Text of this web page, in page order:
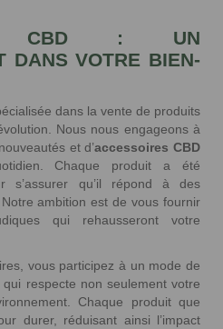
CBD : UN
DANS VOTRE BIEN-
dans la vente de produits
Nous nous engageons à
et d’accessoires CBD
Chaque produit a été
s’assurer qu’il répond à des
ambition est de vous fournir
qui rehausseront votre
vous participez à un mode de
respecte non seulement votre
Chaque produit que
durer, réduisant ainsi l’impact